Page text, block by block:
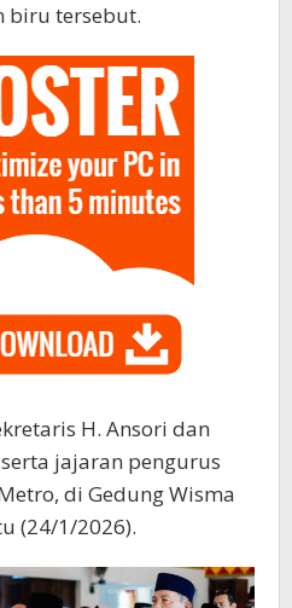
biru tersebut.
H. Ansori dan
jajaran pengurus
di Gedung Wisma
(24/1/2026).